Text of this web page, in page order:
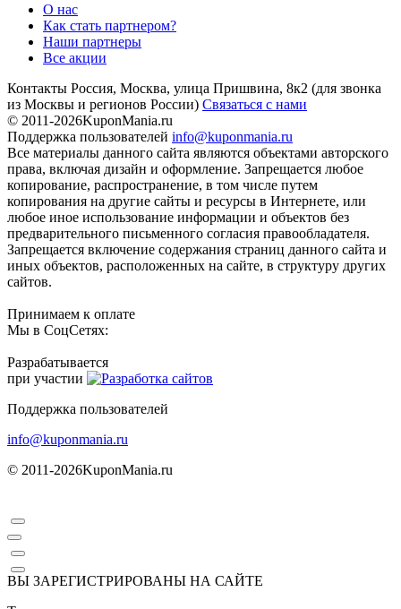
О нас
Как стать партнером?
Наши партнеры
Все акции
Контакты Россия, Москва, улица Пришвина, 8к2 (для звонка
из Москвы и регионов России) Связаться с нами
© 2011-2026KuponMania.ru
Поддержка пользователей info@kuponmania.ru
Все материалы данного сайта являются объектами авторского
права, включая дизайн и оформление. Запрещается любое
копирование, распространение, в том числе путем
копирования на другие сайты и ресурсы в Интернете, или
любое иное использование информации и объектов без
предварительного письменного согласия правообладателя.
Запрещается включение содержания страниц данного сайта и
иных объектов, расположенных на сайте, в структуру других
сайтов.
Принимаем к оплате
Мы в СоцСетях:
Разрабатывается
при участии
Поддержка пользователей
info@kuponmania.ru
© 2011-2026KuponMania.ru
ВЫ ЗАРЕГИСТРИРОВАНЫ НА САЙТЕ